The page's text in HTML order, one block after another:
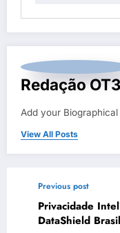
Redação
Add your
View All Posts
Previous post
Privacidade
DataShield Brasil